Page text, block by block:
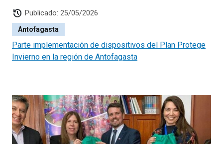
history Publicado: 25/05/2026
Antofagasta
Parte implementación de dispositivos del Plan Protege
Invierno en la región de Antofagasta